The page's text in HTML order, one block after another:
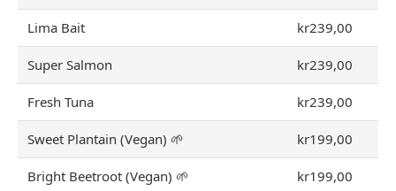
Lima Bait kr239,00
Super Salmon kr239,00
Fresh Tuna kr239,00
Sweet Plantain (Vegan) 🌱 kr199,00
Bright Beetroot (Vegan) 🌱 kr199,00